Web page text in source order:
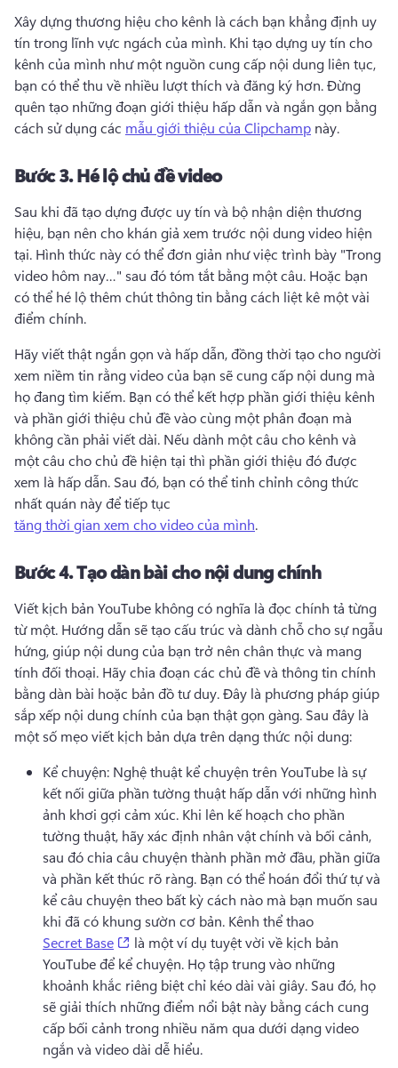
Xây dựng thương hiệu cho kênh là cách bạn khẳng định uy
tín trong lĩnh vực ngách của mình. Khi tạo dựng uy tín cho
kênh của mình như một nguồn cung cấp nội dung liên tục,
bạn có thể thu về nhiều lượt thích và đăng ký hơn. Đừng
quên tạo những đoạn giới thiệu hấp dẫn và ngắn gọn bằng
cách sử dụng các mẫu giới thiệu của Clipchamp này.
Bước 3.Hé lộ chủ đề video
Sau khi đã tạo dựng được uy tín và bộ nhận diện thương
hiệu, bạn nên cho khán giả xem trước nội dung video hiện
tại. Hình thức này có thể đơn giản như việc trình bày "Trong
video hôm nay…" sau đó tóm tắt bằng một câu. Hoặc bạn
có thể hé lộ thêm chút thông tin bằng cách liệt kê một vài
điểm chính.
Hãy viết thật ngắn gọn và hấp dẫn, đồng thời tạo cho người
xem niềm tin rằng video của bạn sẽ cung cấp nội dung mà
họ đang tìm kiếm. Bạn có thể kết hợp phần giới thiệu kênh
và phần giới thiệu chủ đề vào cùng một phân đoạn mà
không cần phải viết dài. Nếu dành một câu cho kênh và
một câu cho chủ đề hiện tại thì phần giới thiệu đó được
xem là hấp dẫn. Sau đó, bạn có thể tinh chỉnh công thức
nhất quán này để tiếp tục
tăng thời gian xem cho video của mình.
Bước 4.Tạo dàn bài cho nội dung chính
Viết kịch bản YouTube không có nghĩa là đọc chính tả từng
từ một. Hướng dẫn sẽ tạo cấu trúc và dành chỗ cho sự ngẫu
hứng, giúp nội dung của bạn trở nên chân thực và mang
tính đối thoại. Hãy chia đoạn các chủ đề và thông tin chính
bằng dàn bài hoặc bản đồ tư duy. Đây là phương pháp giúp
sắp xếp nội dung chính của bạn thật gọn gàng. Sau đây là
một số mẹo viết kịch bản dựa trên dạng thức nội dung:
Kể chuyện: Nghệ thuật kể chuyện trên YouTube là sự
kết nối giữa phần tường thuật hấp dẫn với những hình
ảnh khơi gợi cảm xúc. Khi lên kế hoạch cho phần
tường thuật, hãy xác định nhân vật chính và bối cảnh,
sau đó chia câu chuyện thành phần mở đầu, phần giữa
và phần kết thúc rõ ràng. Bạn có thể hoán đổi thứ tự và
kể câu chuyện theo bất kỳ cách nào mà bạn muốn sau
khi đã có khung sườn cơ bản. Kênh thể thao
Secret Base
(opens in a new tab)
là một ví dụ tuyệt vời về kịch bản
YouTube để kể chuyện. Họ tập trung vào những
khoảnh khắc riêng biệt chỉ kéo dài vài giây. Sau đó, họ
sẽ giải thích những điểm nổi bật này bằng cách cung
cấp bối cảnh trong nhiều năm qua dưới dạng video
ngắn và video dài dễ hiểu.